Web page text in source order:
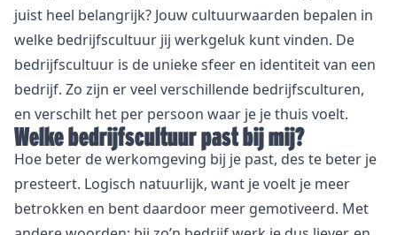
juist heel belangrijk? Jouw cultuurwaarden bepalen in
welke bedrijfscultuur jij werkgeluk kunt vinden. De
bedrijfscultuur is de unieke sfeer en identiteit van een
bedrijf. Zo zijn er veel verschillende bedrijfsculturen,
en verschilt het per persoon waar je je thuis voelt.
Welke bedrijfscultuur past bij mij?
Hoe beter de werkomgeving bij je past, des te beter je
presteert. Logisch natuurlijk, want je voelt je meer
betrokken en bent daardoor meer gemotiveerd. Met